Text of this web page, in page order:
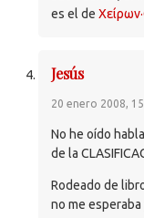
es el de
Jesús
20 enero 2008,
No he oído
de la
Rodeado de
no me